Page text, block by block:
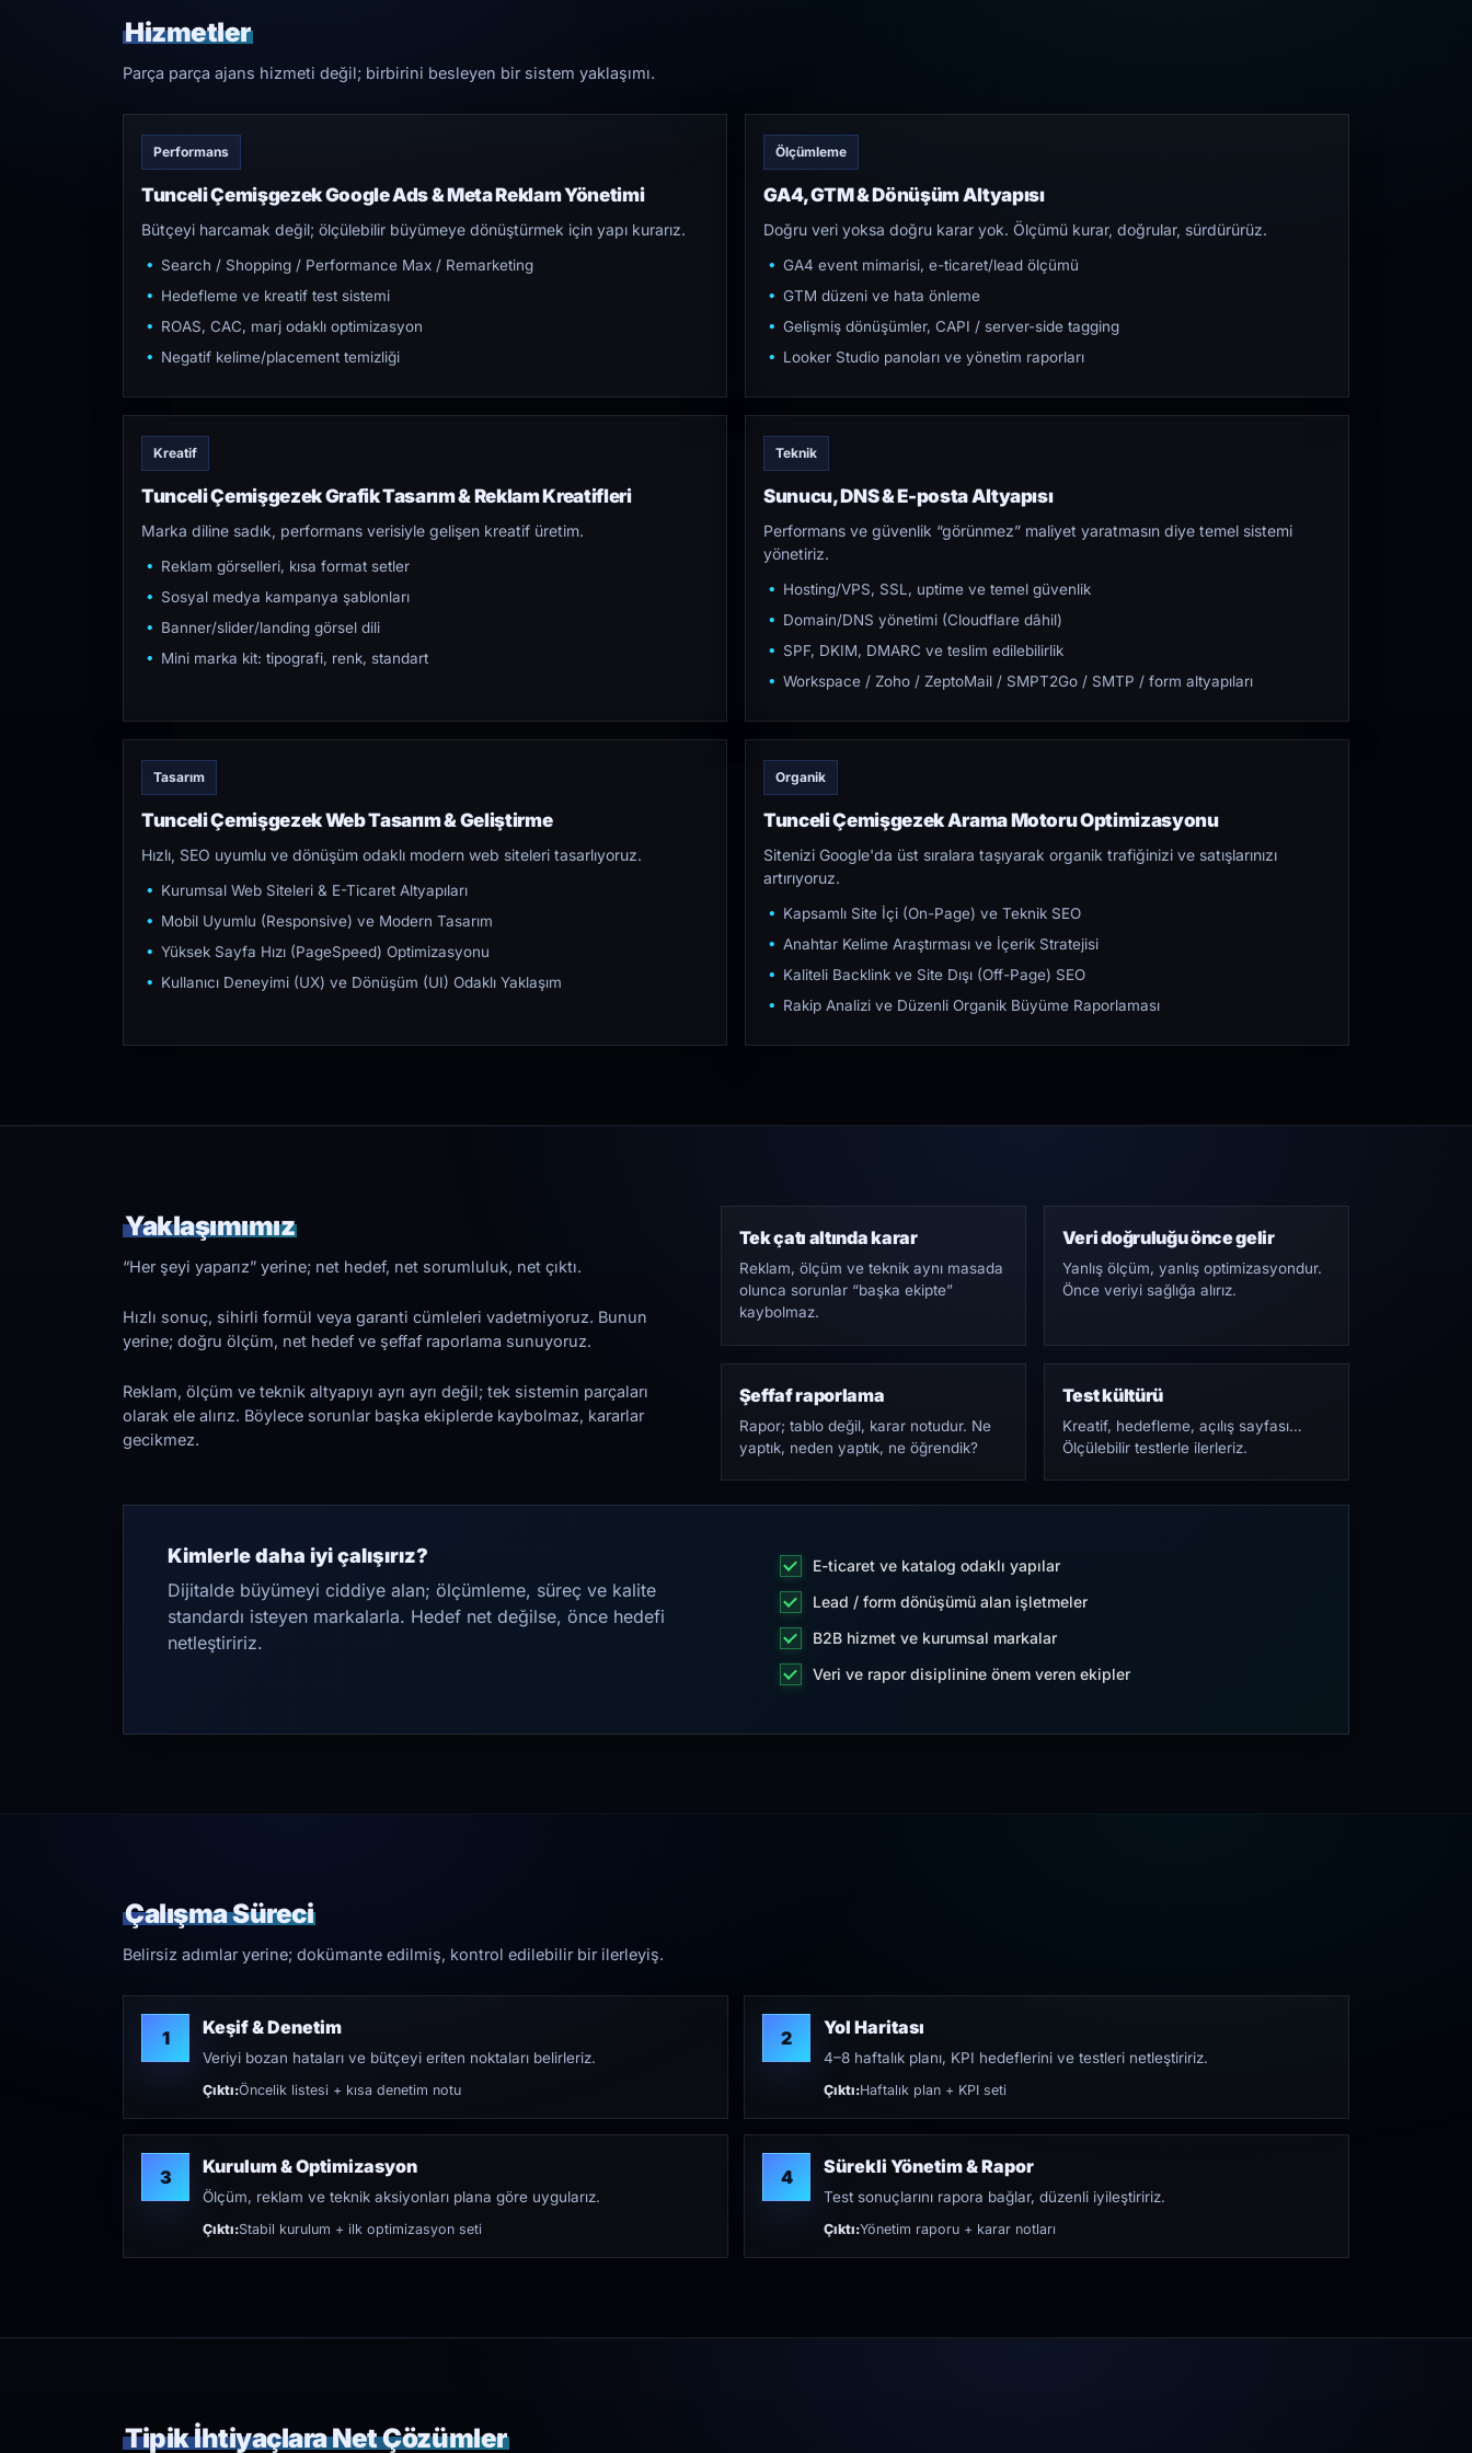
Hizmetler
Parça parça ajans hizmeti değil; birbirini besleyen bir sistem yaklaşımı.
Performans
Tunceli Çemişgezek Google Ads & Meta Reklam Yönetimi
Bütçeyi harcamak değil; ölçülebilir büyümeye dönüştürmek için yapı kurarız.
Search / Shopping / Performance Max / Remarketing
Hedefleme ve kreatif test sistemi
ROAS, CAC, marj odaklı optimizasyon
Negatif kelime/placement temizliği
Ölçümleme
GA4, GTM & Dönüşüm Altyapısı
Doğru veri yoksa doğru karar yok. Ölçümü kurar, doğrular, sürdürürüz.
GA4 event mimarisi, e-ticaret/lead ölçümü
GTM düzeni ve hata önleme
Gelişmiş dönüşümler, CAPI / server-side tagging
Looker Studio panoları ve yönetim raporları
Kreatif
Tunceli Çemişgezek Grafik Tasarım & Reklam Kreatifleri
Marka diline sadık, performans verisiyle gelişen kreatif üretim.
Reklam görselleri, kısa format setler
Sosyal medya kampanya şablonları
Banner/slider/landing görsel dili
Mini marka kit: tipografi, renk, standart
Teknik
Sunucu, DNS & E-posta Altyapısı
Performans ve güvenlik “görünmez” maliyet yaratmasın diye temel sistemi
yönetiriz.
Hosting/VPS, SSL, uptime ve temel güvenlik
Domain/DNS yönetimi (Cloudflare dâhil)
SPF, DKIM, DMARC ve teslim edilebilirlik
Workspace / Zoho / ZeptoMail / SMPT2Go / SMTP / form altyapıları
Tasarım
Tunceli Çemişgezek Web Tasarım & Geliştirme
Hızlı, SEO uyumlu ve dönüşüm odaklı modern web siteleri tasarlıyoruz.
Kurumsal Web Siteleri & E-Ticaret Altyapıları
Mobil Uyumlu (Responsive) ve Modern Tasarım
Yüksek Sayfa Hızı (PageSpeed) Optimizasyonu
Kullanıcı Deneyimi (UX) ve Dönüşüm (UI) Odaklı Yaklaşım
Organik
Tunceli Çemişgezek Arama Motoru Optimizasyonu
Sitenizi Google'da üst sıralara taşıyarak organik trafiğinizi ve satışlarınızı
artırıyoruz.
Kapsamlı Site İçi (On-Page) ve Teknik SEO
Anahtar Kelime Araştırması ve İçerik Stratejisi
Kaliteli Backlink ve Site Dışı (Off-Page) SEO
Rakip Analizi ve Düzenli Organik Büyüme Raporlaması
Yaklaşımımız
“Her şeyi yaparız” yerine; net hedef, net sorumluluk, net çıktı.
Hızlı sonuç, sihirli formül veya garanti cümleleri vadetmiyoruz. Bunun
yerine; doğru ölçüm, net hedef ve şeffaf raporlama sunuyoruz.
Reklam, ölçüm ve teknik altyapıyı ayrı ayrı değil; tek sistemin parçaları
olarak ele alırız. Böylece sorunlar başka ekiplerde kaybolmaz, kararlar
gecikmez.
Tek çatı altında karar
Reklam, ölçüm ve teknik aynı masada
olunca sorunlar “başka ekipte”
kaybolmaz.
Veri doğruluğu önce gelir
Yanlış ölçüm, yanlış optimizasyondur.
Önce veriyi sağlığa alırız.
Şeffaf raporlama
Rapor; tablo değil, karar notudur. Ne
yaptık, neden yaptık, ne öğrendik?
Test kültürü
Kreatif, hedefleme, açılış sayfası…
Ölçülebilir testlerle ilerleriz.
Kimlerle daha iyi çalışırız?
Dijitalde büyümeyi ciddiye alan; ölçümleme, süreç ve kalite
standardı isteyen markalarla. Hedef net değilse, önce hedefi
netleştiririz.
E-ticaret ve katalog odaklı yapılar
Lead / form dönüşümü alan işletmeler
B2B hizmet ve kurumsal markalar
Veri ve rapor disiplinine önem veren ekipler
Çalışma Süreci
Belirsiz adımlar yerine; dokümante edilmiş, kontrol edilebilir bir ilerleyiş.
1 Keşif & Denetim
Veriyi bozan hataları ve bütçeyi eriten noktaları belirleriz.
Çıktı:Öncelik listesi + kısa denetim notu
2 Yol Haritası
4–8 haftalık planı, KPI hedeflerini ve testleri netleştiririz.
Çıktı:Haftalık plan + KPI seti
3 Kurulum & Optimizasyon
Ölçüm, reklam ve teknik aksiyonları plana göre uygularız.
Çıktı:Stabil kurulum + ilk optimizasyon seti
4 Sürekli Yönetim & Rapor
Test sonuçlarını rapora bağlar, düzenli iyileştiririz.
Çıktı:Yönetim raporu + karar notları
Tipik İhtiyaçlara Net Çözümler